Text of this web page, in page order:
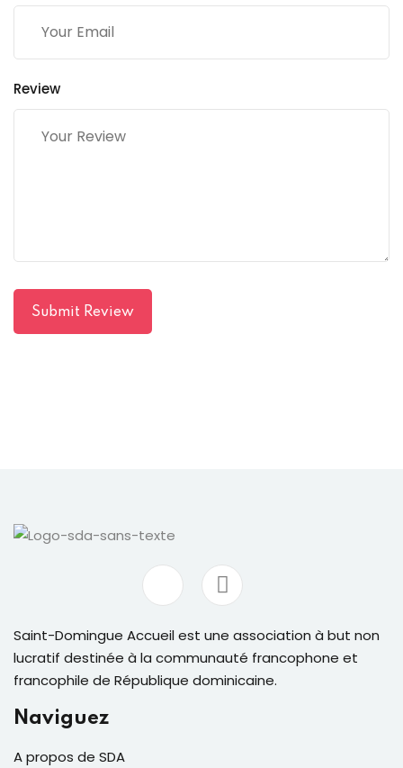
Review
Submit Review
Saint-Domingue Accueil est une association à but non
lucratif destinée à la communauté francophone et
francophile de République dominicaine.
Naviguez
A propos de SDA